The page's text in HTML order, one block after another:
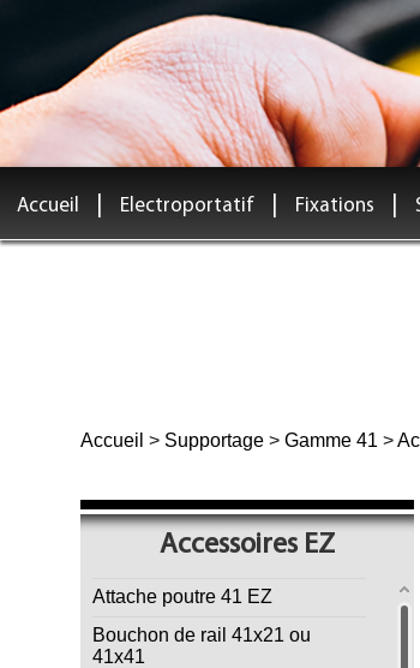
Accueil Electroportatif Fixations
Accueil > Supportage >Gamme 41 >
Accessoires EZ
Attache poutre 41 EZ
Bouchon de rail 41x21 ou
41x41